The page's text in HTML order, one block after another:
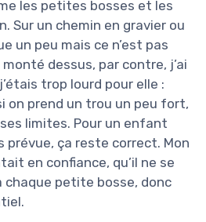
les petites bosses et les
Sur un chemin en gravier ou
un peu mais ce n’est pas
dessus, par contre, j’ai
trop lourd pour elle :
on prend un trou un peu fort,
limites. Pour un enfant
prévue, ça reste correct. Mon
en confiance, qu’il ne se
petite bosse, donc